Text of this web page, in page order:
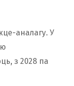
аналагу. У
з 2028 па